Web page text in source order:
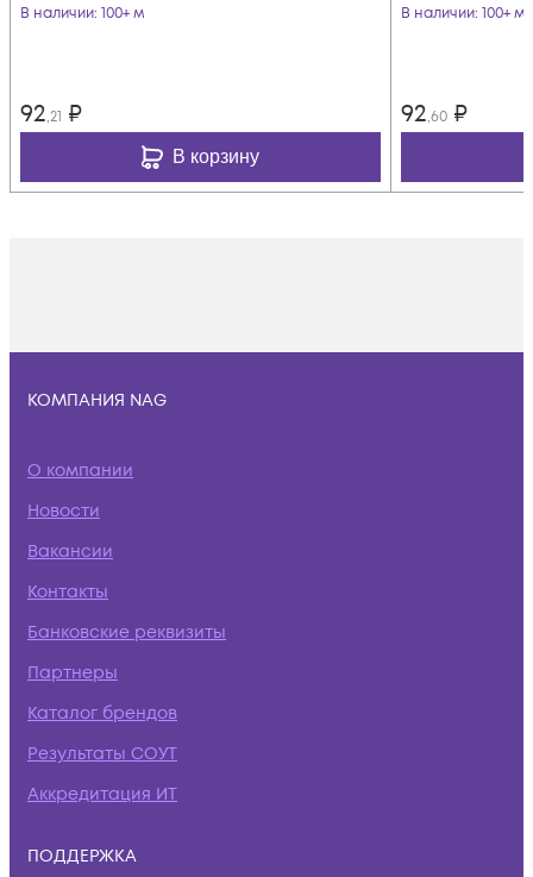
В наличии: 100+ м
92,21 ₽
В корзину
В наличии: 100+ м
92,60 ₽
КОМПАНИЯ NAG
О компании
Новости
Вакансии
Контакты
Банковские реквизиты
Партнеры
Каталог брендов
Результаты СОУТ
Аккредитация ИТ
ПОДДЕРЖКА